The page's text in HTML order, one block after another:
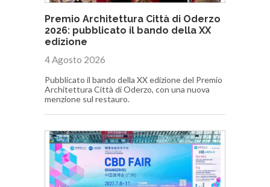
Premio Architettura Città di Oderzo
2026: pubblicato il bando della XX
edizione
4 Agosto 2026
Pubblicato il bando della XX edizione del Premio
Architettura Città di Oderzo, con una nuova
menzione sul restauro.